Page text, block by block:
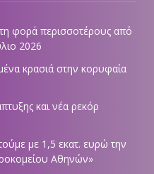
φορά περισσοτέρους από
2026
κρασιά στην κορυφαία
και νέα ρεκόρ
με 1,5 εκατ. ευρώ την
Αθηνών»